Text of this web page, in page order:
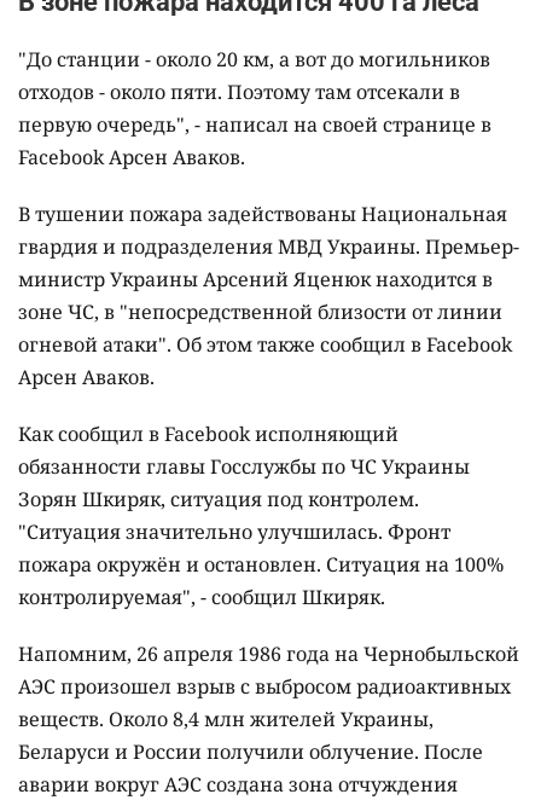
"До станции - около 20 км, а вот до могильников
отходов - около пяти. Поэтому там отсекали в
первую очередь", -написал на своей странице в
Facebook Арсен Аваков.
В тушении пожара задействованы Национальная
гвардия и подразделения МВД Украины. Премьер-
министр Украины Арсений Яценюк находится в
зоне ЧС, в "непосредственной близости от линии
огневой атаки". Об этом также сообщил в Facebook
Арсен Аваков.
Как сообщил в Facebook исполняющий
обязанности главы Госслужбы по ЧС Украины
Зорян Шкиряк, ситуация под контролем.
"Ситуация значительно улучшилась. Фронт
пожара окружён и остановлен. Ситуация на 100%
контролируемая", - сообщил Шкиряк.
Напомним, 26 апреля 1986 года на Чернобыльской
АЭС произошел взрыв с выбросом радиоактивных
веществ. Около 8,4 млн жителей Украины,
Беларуси и России получили облучение. После
аварии вокруг АЭС создана зона отчуждения